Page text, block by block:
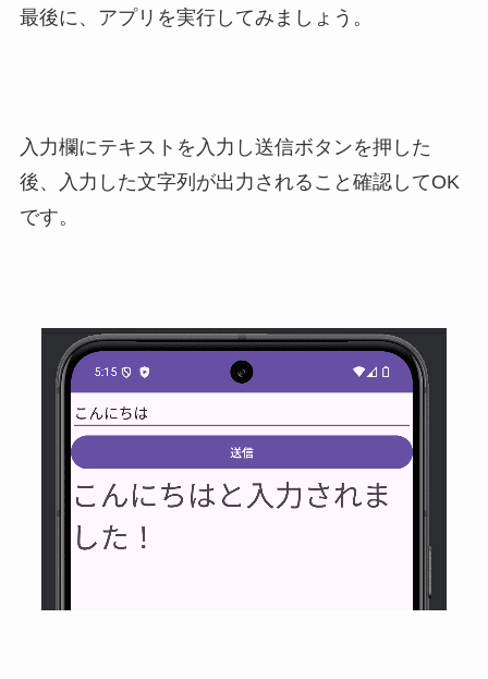
最後に、アプリを実行してみましょう。
入力欄にテキストを入力し送信ボタンを押した
後、入力した文字列が出力されること確認してOK
です。